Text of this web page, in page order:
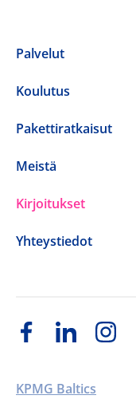
Palvelut
Koulutus
Pakettiratkaisut
Meistä
Kirjoitukset
Yhteystiedot
KPMG Baltics